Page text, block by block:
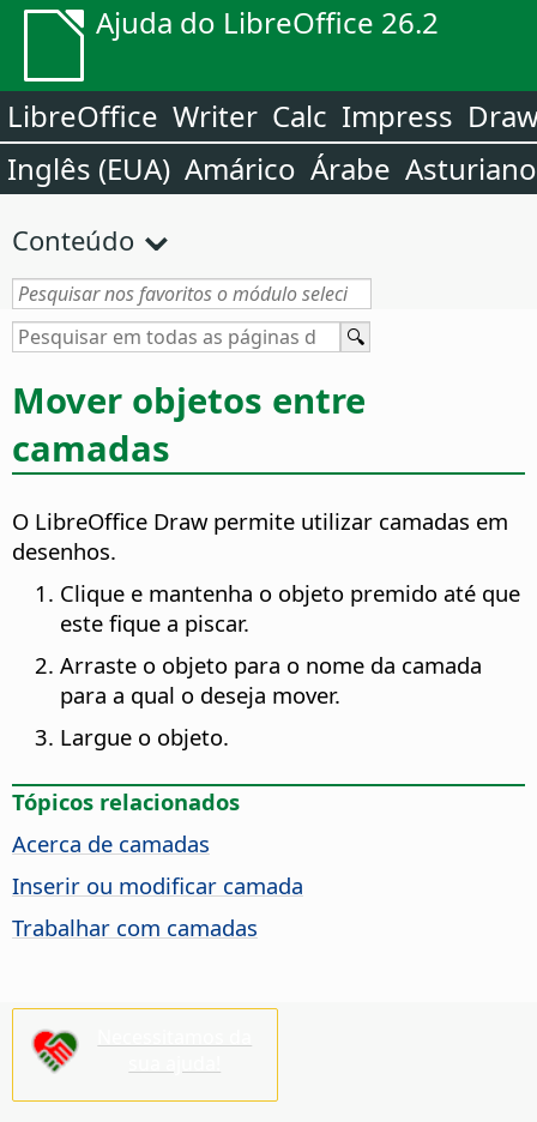
Ajuda do LibreOffice 26.2
LibreOffice Writer Calc Impress
Inglês (EUA) Amárico Árabe Asturiano
Conteúdo
Mover objetos entre
camadas
O LibreOffice Draw permite utilizar camadas em
desenhos.
Clique e mantenha o objeto premido até que
este fique a piscar.
Arraste o objeto para o nome da camada
para a qual o deseja mover.
Largue o objeto.
Tópicos relacionados
Acerca de camadas
Inserir ou modificar camada
Trabalhar com camadas